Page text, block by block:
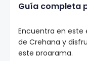
Guía completa
Encuentra en este
de Crehana y
este programa.